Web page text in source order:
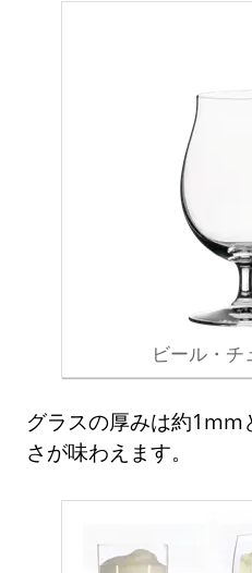
ビール・
グラスの厚みは約1mm
さが味わえます。